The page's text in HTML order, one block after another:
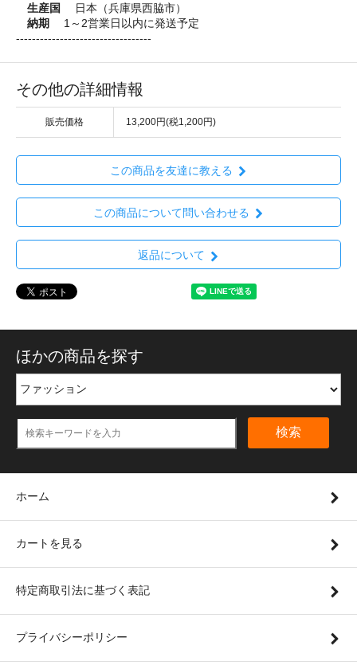
生産国 日本（兵庫県西脇市）
納期 1～2営業日以内に発送予定
----------------------------------
その他の詳細情報
販売価格 13,200円(税1,200円)
この商品を友達に教える
この商品について問い合わせる
返品について
ほかの商品を探す
検索
ホーム
カートを見る
特定商取引法に基づく表記
プライバシーポリシー